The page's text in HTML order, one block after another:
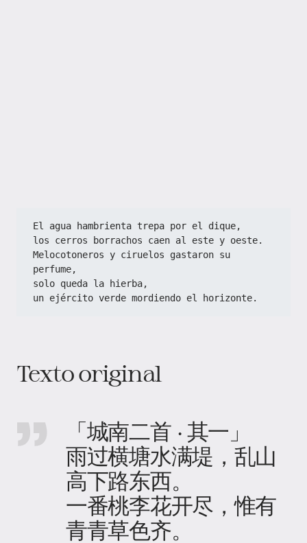
El agua hambrienta trepa por el dique,
los cerros borrachos caen al este y oeste.
Melocotoneros y ciruelos gastaron su
perfume,
solo queda la hierba,
un ejército verde mordiendo el horizonte.
Texto original
「城南二首 · 其一」
雨过横塘水满堤，乱山
高下路东西。
一番桃李花开尽，惟有
青青草色齐。